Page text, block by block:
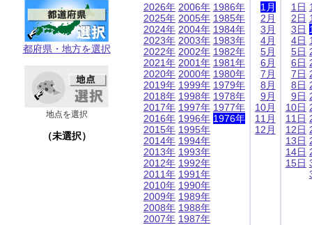
都府県・地方を選択
地点を選択
（未選択）
2026年
2025年
2024年
2023年
2022年
2021年
2020年
2019年
2018年
2017年
2016年
2015年
2014年
2013年
2012年
2011年
2010年
2009年
2008年
2007年
2006年
2005年
2004年
2003年
2002年
2001年
2000年
1999年
1998年
1997年
1996年
1995年
1994年
1993年
1992年
1991年
1990年
1989年
1988年
1987年
1986年
1985年
1984年
1983年
1982年
1981年
1980年
1979年
1978年
1977年
1976年
1月
2月
3月
4月
5月
6月
7月
8月
9月
10月
11月
12月
1日
2日
3日
4日
5日
6日
7日
8日
9日
10日
11日
12日
13日
14日
15日